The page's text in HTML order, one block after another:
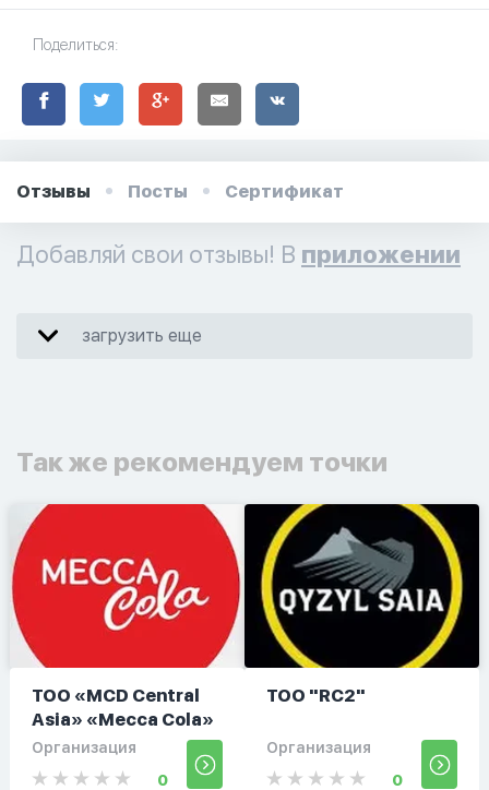
Поделиться:
Отзывы Посты Сертификат
Добавляй свои отзывы! В приложении
загрузить еще
Так же рекомендуем точки
ТОО «MCD Central
Asia» «Mecca Cola»
Организация
0
ТОО "RC2"
Организация
0